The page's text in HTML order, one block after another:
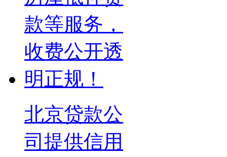
北京贷款公
司提供信用